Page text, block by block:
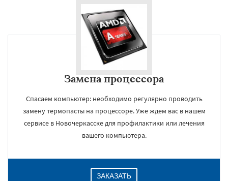
Замена процессора
Спасаем компьютер: необходимо регулярно проводить
замену термопасты на процессоре. Уже ждем вас в нашем
сервисе в Новочеркасске для профилактики или лечения
вашего компьютера.
ЗАКАЗАТЬ